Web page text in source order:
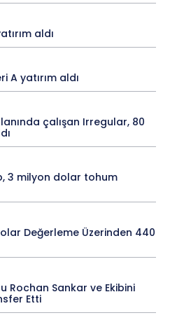
aldı
A yatırım aldı
çalışan Irregular, 80
3 milyon dolar tohum
Değerleme Üzerinden 440
Rochan Sankar ve Ekibini
Etti